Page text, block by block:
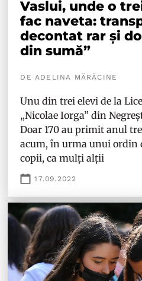
Vaslui, unde o
fac naveta:
decontat rar și
din sumă”
DE ADELINA MĂRĂCINE
Unu din trei elevi de la
„Nicolae Iorga” din
Doar 170 au primit anul
acum, în urma unui ordin
copii, ca mulți alții
17.09.2022